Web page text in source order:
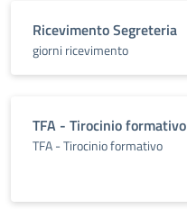
Ricevimento Segreteria
giorni ricevimento
TFA - Tirocinio formativo
TFA - Tirocinio formativo